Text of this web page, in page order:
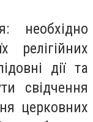
необхідно
релігійних
дії та
свідчення
церковних